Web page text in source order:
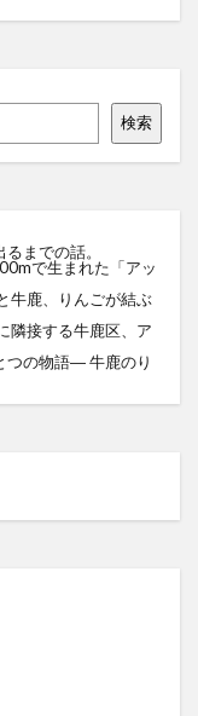
検索
までの話。
で生まれた「アッ
牛鹿、りんごが結ぶ
隣接する牛鹿区、ア
の物語― 牛鹿のり